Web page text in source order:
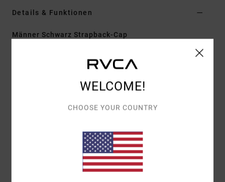
Details & Funktionen
Männer Schwarz Strapback-Cap
Konstruktion:5-Teiliger Clipverschluss
Stickerei Mittig Vorne
Zusammensetzung[Hauptstoff] 100 % Baumwolle
WELCOME!
CHOOSE YOUR COUNTRY